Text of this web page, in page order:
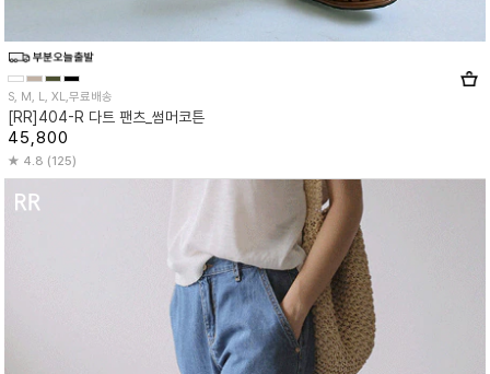
S, M, L, XL,무료배송
[RR]404-R 다트 팬츠_썸머코튼
45,800
4.8 (125)